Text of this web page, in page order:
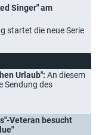
Singer" am
startet die neue Serie
Urlaub": An diesem
Sendung des
Veteran besucht